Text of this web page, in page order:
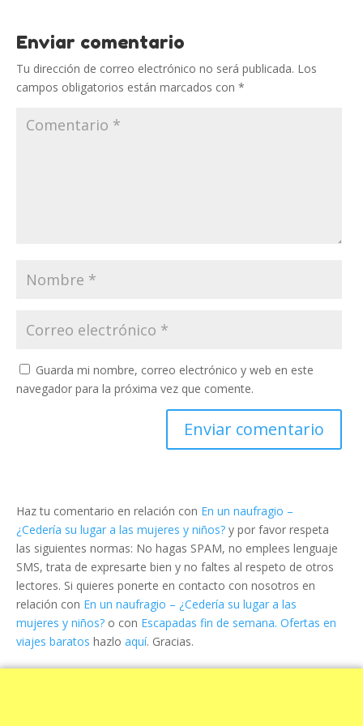
Enviar comentario
Tu dirección de correo electrónico no será publicada. Los
campos obligatorios están marcados con *
Guarda mi nombre, correo electrónico y web en este
navegador para la próxima vez que comente.
Haz tu comentario en relación con En un naufragio –
¿Cedería su lugar a las mujeres y niños? y por favor respeta
las siguientes normas: No hagas SPAM, no emplees lenguaje
SMS, trata de expresarte bien y no faltes al respeto de otros
lectores. Si quieres ponerte en contacto con nosotros en
relación con En un naufragio – ¿Cedería su lugar a las
mujeres y niños? o con Escapadas fin de semana. Ofertas en
viajes baratos hazlo aquí. Gracias.